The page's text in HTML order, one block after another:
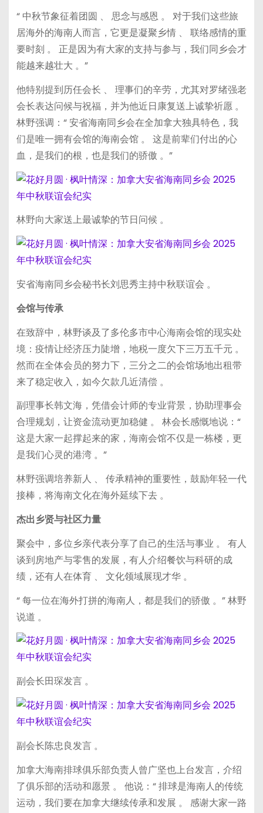
“ 中秋节象征着团圆 、 思念与感恩 。 对于我们这些旅
居海外的海南人而言，它更是凝聚乡情 、 联络感情的重
要时刻 。 正是因为有大家的支持与参与，我们同乡会才
能越来越壮大 。”
他特别提到历任会长 、 理事们的辛劳，尤其对罗绪强老
会长表达问候与祝福，并为他近日康复送上诚挚祈愿 。
林野强调：“ 安省海南同乡会在全加拿大独具特色，我
们是唯一拥有会馆的海南会馆 。 这是前辈们付出的心
血，是我们的根，也是我们的骄傲 。”
林野向大家送上最诚挚的节日问候 。
安省海南同乡会秘书长刘思秀主持中秋联谊会 。
会馆与传承
在致辞中，林野谈及了多伦多市中心海南会馆的现实处
境：疫情让经济压力陡增，地税一度欠下三万五千元 。
然而在全体会员的努力下，三分之二的会馆场地出租带
来了稳定收入，如今欠款几近清偿 。
副理事长韩文海，凭借会计师的专业背景，协助理事会
合理规划，让资金流动更加稳健 。 林会长感慨地说：“
这是大家一起撑起来的家，海南会馆不仅是一栋楼，更
是我们心灵的港湾 。”
林野强调培养新人 、 传承精神的重要性，鼓励年轻一代
接棒，将海南文化在海外延续下去 。
杰出乡贤与社区力量
聚会中，多位乡亲代表分享了自己的生活与事业 。 有人
谈到房地产与零售的发展，有人介绍餐饮与科研的成
绩，还有人在体育 、 文化领域展现才华 。
“ 每一位在海外打拼的海南人，都是我们的骄傲 。” 林野
说道 。
副会长田琛发言 。
副会长陈忠良发言 。
加拿大海南排球俱乐部负责人曾广坚也上台发言，介绍
了俱乐部的活动和愿景 。 他说：“ 排球是海南人的传统
运动，我们要在加拿大继续传承和发展 。 感谢大家一路